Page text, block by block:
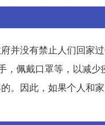
并没有禁止人们回家
，佩戴口罩等，以减少
。因此，如果个人和